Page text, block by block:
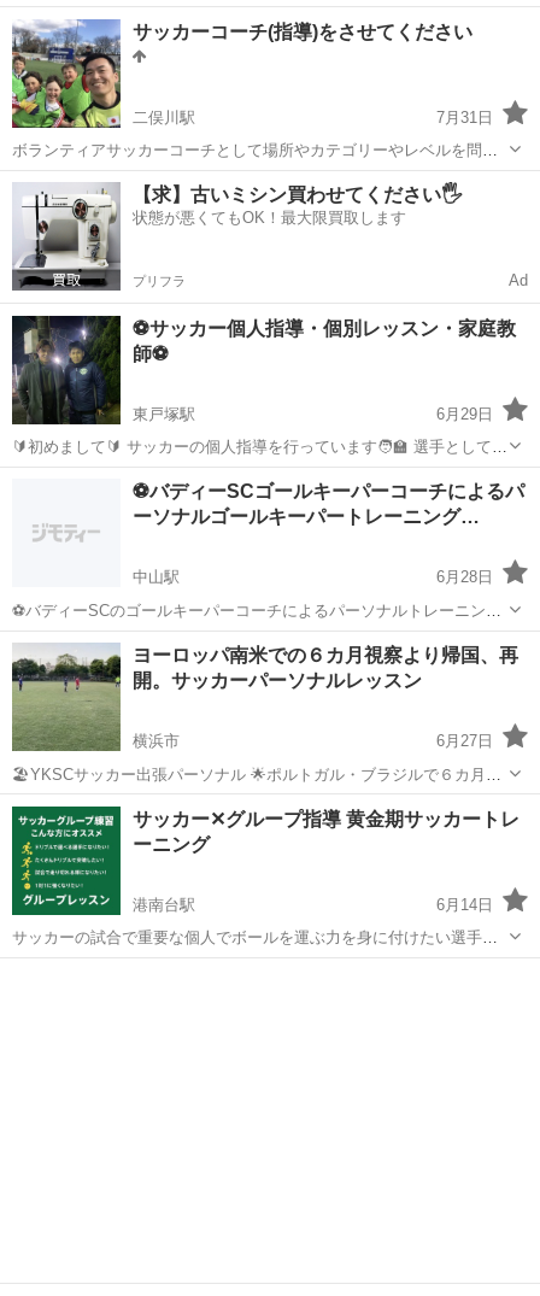
上。 高校生年代では湘南ベルマーレユースにも所属しました。 高校卒
業後に海外8カ国で2025年夏までプロとしてプレー。 ヨーロッパ、南
アメリカ、北...
神奈川 横浜市 サッカー
パーソナルトレーニング
サッカーコーチ(指導)をさせてください
二俣川駅
7月31日
ボランティアサッカーコーチとして場所やカテゴリーやレベルを問わ
ずに、クラブ理念や選手に合わせて理に適ったチーム練習ができま
す。 小学生の時期は、技術の習得以上に「サッカーが楽しい」「もっ
と上手くなりたい」と感じる気持ちを育て...
神奈川 横浜市 二俣川駅 サッカー サッカーコーチ
【求】古いミシン買わせてください🖐️
状態が悪くてもOK！最大限買取します
プリフラ Ad
⚽️サッカー個人指導・個別レッスン・家庭教
師⚽️
東戸塚駅
6月29日
🔰初めまして🔰 サッカーの個人指導を行っています🧑‍🏫 選手としては
チームに所属することなく当時J3の YSCCのセレクションで60人中1
人名前が呼ばれました👏(今まででチームに全く所属せず選ばれたのは
私だけだと思います😆...
横浜市 東戸塚駅 サッカー 個人
⚽️バディーSCゴールキーパーコーチによるパ
ーソナルゴールキーパートレーニング…
中山駅
6月28日
⚽️バディーSCのゴールキーパーコーチによるパーソナルトレーニング
⚽️対象学年：小学校３年生〜６年生、中学生は要相談 ⚽️場所：横浜市
緑区にある長坂谷公園芝生広場他、希望があればクレームがなく、ボ
ール使用可能で、ゴールキー...
神奈川 横浜市 サッカー ゴールキーパー
ヨーロッパ南米での６カ月視察より帰国、再
開。サッカーパーソナルレッスン
横浜市
6月27日
🏖️YKSCサッカー出張パーソナル 🌟ポルトガル・ブラジルで６カ月視
察より帰国、再開します 「技術を伸ばしたい」 「試合で活躍したい」
「進路やセレクションに向けてレベルアップしたい」 そんな選手を対
象...
神奈川 横浜市
サッカー✕グループ指導 黄金期サッカートレ
ーニング
港南台駅
6月14日
サッカーの試合で重要な個人でボールを運ぶ力を身に付けたい選手募
集。 全国屈指の少年サッカー激戦区である神奈川県で活躍するには走